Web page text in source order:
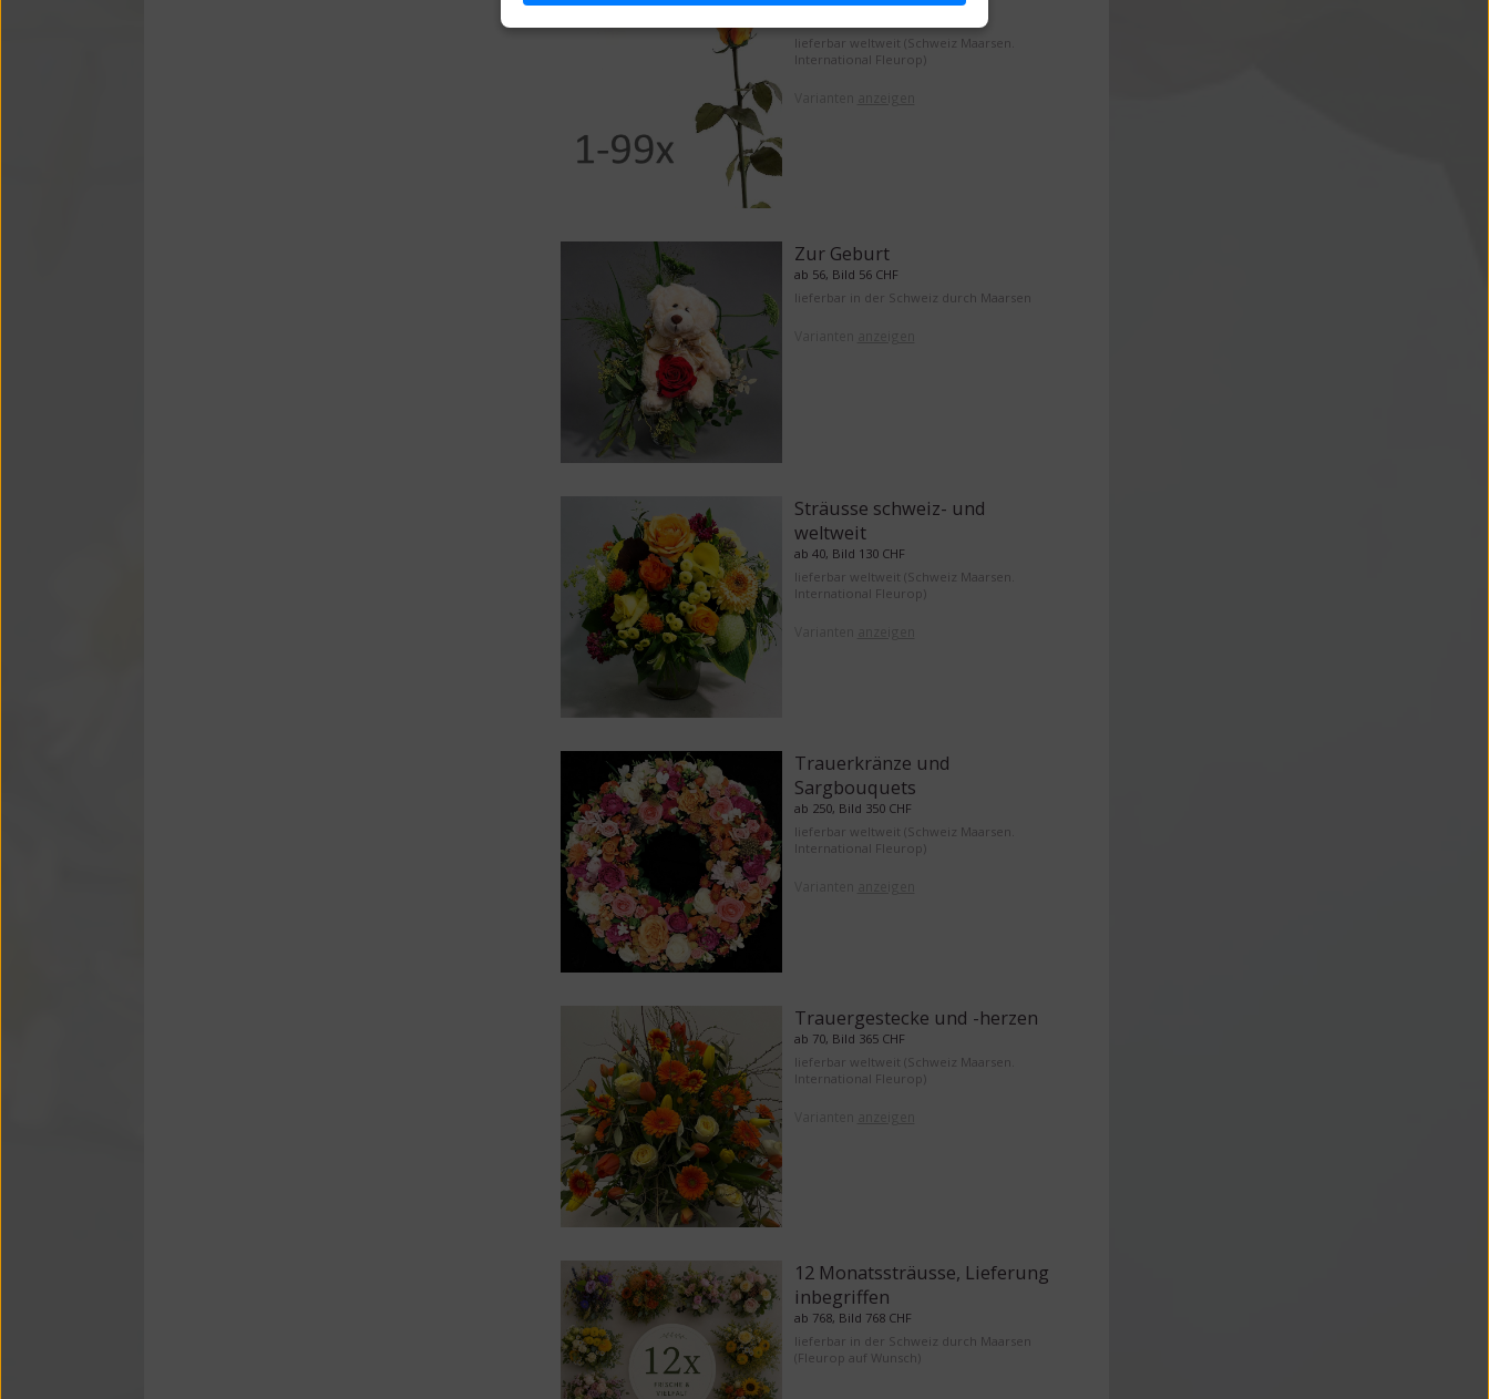
lieferbar weltweit (Schweiz Maarsen.
International Fleurop)
Zur Geburt
ab 56, Bild 56 CHF
lieferbar in der Schweiz durch Maarsen
Sträusse schweiz- und
weltweit
ab 40, Bild 130 CHF
lieferbar weltweit (Schweiz Maarsen.
International Fleurop)
Trauerkränze und
Sargbouquets
ab 250, Bild 350 CHF
lieferbar weltweit (Schweiz Maarsen.
International Fleurop)
Trauergestecke und -herzen
ab 70, Bild 365 CHF
lieferbar weltweit (Schweiz Maarsen.
International Fleurop)
12 Monatssträusse, Lieferung
inbegriffen
ab 768, Bild 768 CHF
lieferbar in der Schweiz durch Maarsen
(Fleurop auf Wunsch)